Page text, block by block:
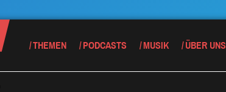
THEMEN PODCASTS MUSIK ÜBER UNS